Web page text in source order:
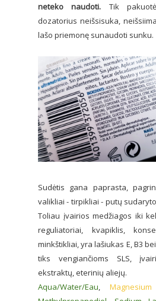
neteko naudoti. Tik
dozatorius neišsisuka,
lašo priemonę sunaudoti sunku.
Sudėtis gana paprasta,
valikliai - tirpikliai - putų
Toliau įvairios medžiagos iki
reguliatoriai, kvapiklis,
minkštikliai, yra lašiukas E, B3
tiks vengiančioms SLS,
ekstraktų, eterinių aliejų.
Aqua/Water/Eau,